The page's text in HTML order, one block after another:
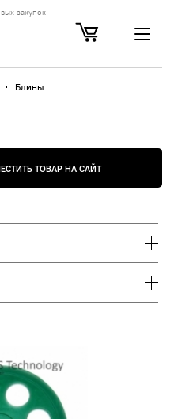
закупок
Блины
ТОВАР НА САЙТ